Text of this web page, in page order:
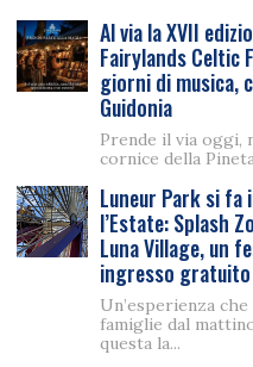
Al via la XVII
Fairylands Celtic
giorni di musica,
Guidonia
Prende il via oggi,
cornice della
Luneur Park si fa
l’Estate: Splash
Luna Village, un
ingresso gratuito
Un’esperienza
famiglie dal
questa la...